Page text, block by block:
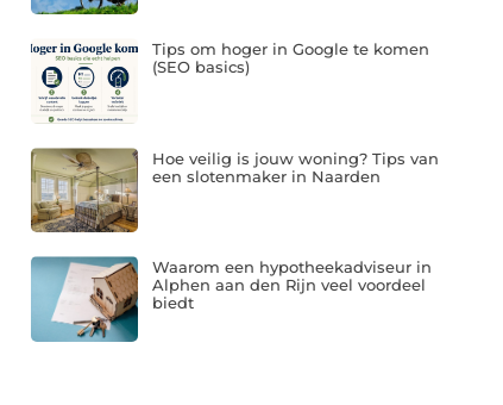
Tips om hoger in Google te komen
(SEO basics)
Hoe veilig is jouw woning? Tips van
een slotenmaker in Naarden
Waarom een hypotheekadviseur in
Alphen aan den Rijn veel voordeel
biedt